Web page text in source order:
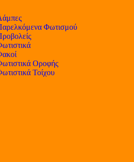
Φωτισμού
Οροφής
Τοίχου